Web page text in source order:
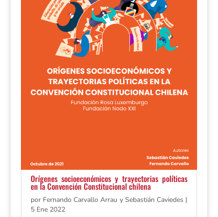
Orígenes socioeconómicos y trayectorias políticas
en la Convención Constitucional chilena
por Fernando Carvallo Arrau y Sebastián Caviedes |
5 Ene 2022